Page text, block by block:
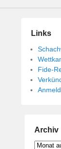
a
m
1
4
.
M
0
1
Links
Fide-
Archiv
Archiv